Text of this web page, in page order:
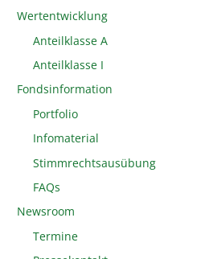
Wertentwicklung
Anteilklasse A
Anteilklasse I
Fondsinformation
Portfolio
Infomaterial
Stimmrechtsausübung
FAQs
Newsroom
Termine